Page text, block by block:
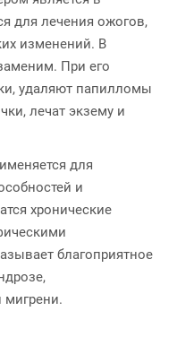
для лечения ожогов,
изменений. В
При его
удаляют папилломы
лечат экзему и
для
и
хронические
благоприятное
мигрени.